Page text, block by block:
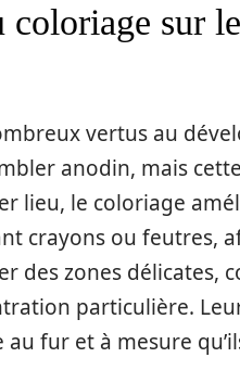
coloriage sur
vertus au
anodin, mais
lieu, le coloriage
crayons ou feutres,
des zones délicates,
particulière.
au fur et à mesure